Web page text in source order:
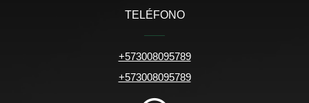
TELÉFONO
+573008095789
+573008095789